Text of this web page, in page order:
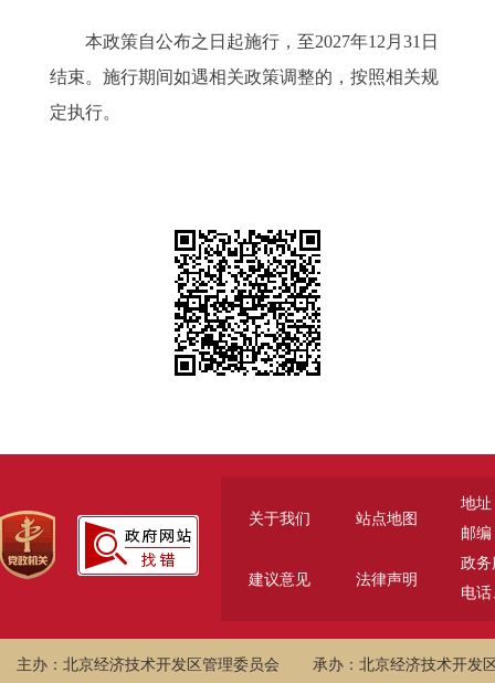
本政策自公布之日起施行，至2027年12月31日
结束。施行期间如遇相关政策调整的，按照相关规
定执行。
关于我们 站点地图
建议意见 法律声明
地址
邮编
政务
电话
主办：北京经济技术开发区管理委员会 承办：北京经济技术开发